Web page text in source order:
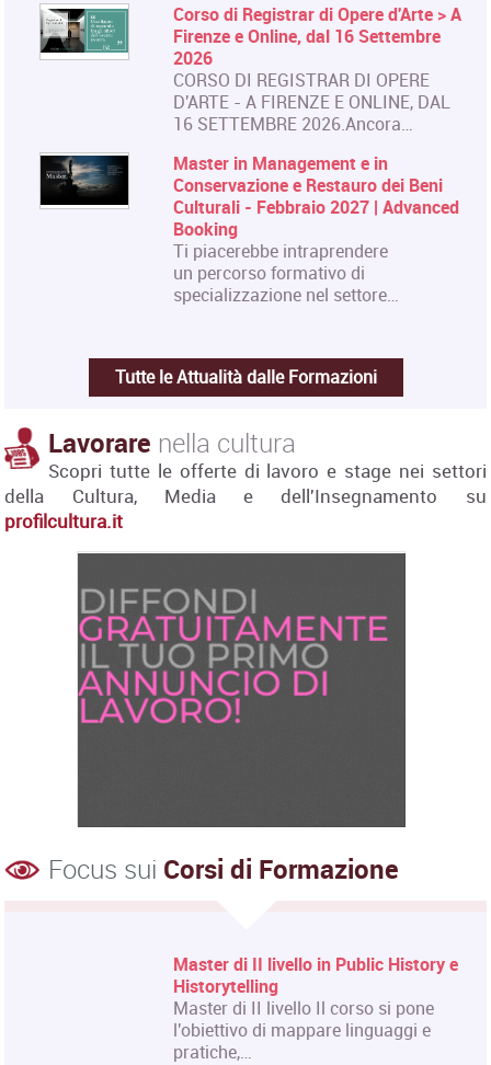
Corso di Registrar di Opere d'Arte > A
Firenze e Online, dal 16 Settembre
2026
CORSO DI REGISTRAR DI OPERE
D'ARTE - A FIRENZE E ONLINE, DAL
16 SETTEMBRE 2026.Ancora…
Master in Management e in
Conservazione e Restauro dei Beni
Culturali - Febbraio 2027 | Advanced
Booking
Ti piacerebbe intraprendere
un percorso formativo di
specializzazione nel settore…
Tutte le Attualità dalle Formazioni
Lavorare nella cultura
Scopri tutte le offerte di lavoro e stage nei settori
della Cultura, Media e dell'Insegnamento su
profilcultura.it
Focus sui Corsi di Formazione
Master di II livello in Public History e
Historytelling
Master di II livello Il corso si pone
l'obiettivo di mappare linguaggi e
pratiche,…